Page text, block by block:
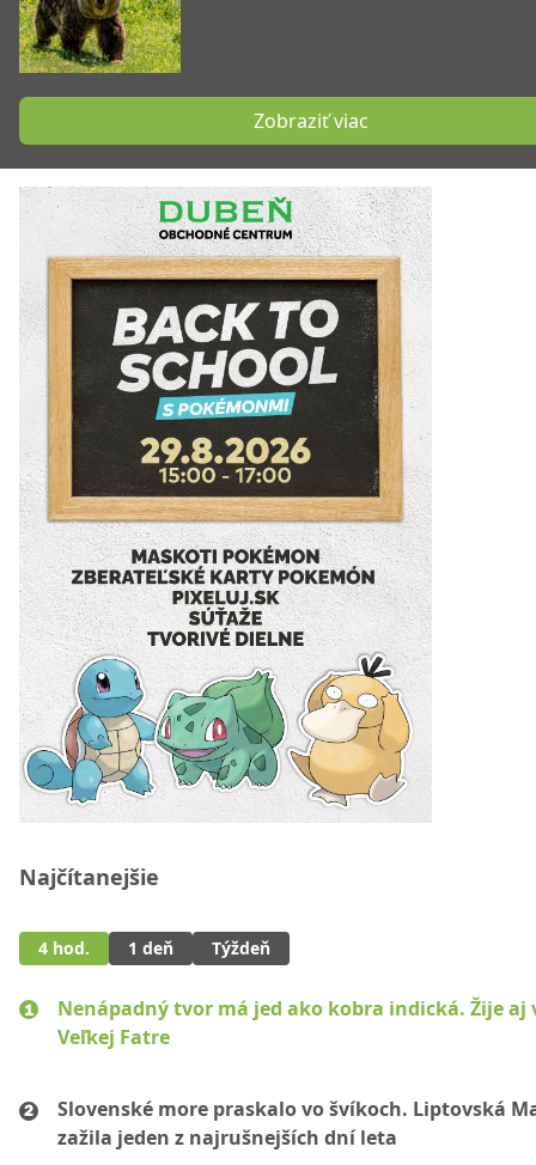
Zobraziť viac
Najčítanejšie
4 hod. 1 deň Týždeň
Nenápadný tvor má jed ako kobra indická. Žije aj
Veľkej Fatre
Slovenské more praskalo vo švíkoch. Liptovská
zažila jeden z najrušnejších dní leta